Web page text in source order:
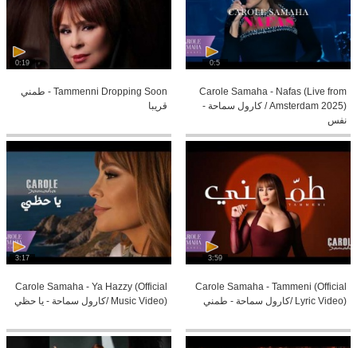
0:5
Carole Samaha - Nafas (Live from
Amsterdam 2025) / كارول سماحة -
نفس
0:19
Tammenni Dropping Soon - طمني
قريبا
3:59
Carole Samaha - Tammeni (Official
Lyric Video) /كارول سماحة - طمني
3:17
Carole Samaha - Ya Hazzy (Official
Music Video) /كارول سماحة - يا حظي